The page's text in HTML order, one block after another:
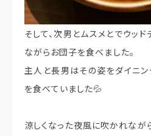
そして、次男とムスメとでウッ
ながらお団子を食べました。
主人と長男はその姿をダイニ
を食べていました💦
涼しくなった夜風に吹かれなが